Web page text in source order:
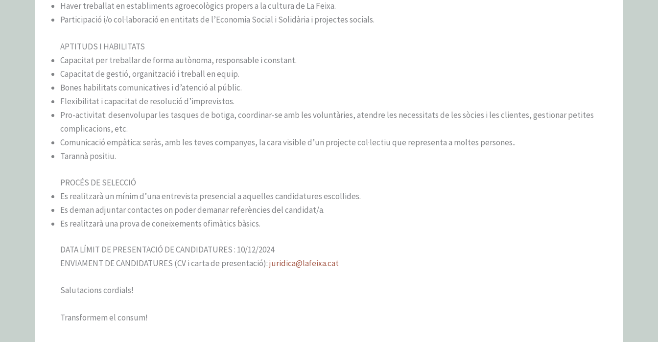
Haver treballat en establiments agroecològics propers a la cultura de La Feixa.
Participació i/o col·laboració en entitats de l’Economia Social i Solidària i projectes socials.
APTITUDS I HABILITATS
Capacitat per treballar de forma autònoma, responsable i constant.
Capacitat de gestió, organització i treball en equip.
Bones habilitats comunicatives i d’atenció al públic.
Flexibilitat i capacitat de resolució d’imprevistos.
Pro-activitat: desenvolupar les tasques de botiga, coordinar-se amb les voluntàries, atendre les necessitats de les sòcies i les clientes, gestionar petites
complicacions, etc.
Comunicació empàtica: seràs, amb les teves companyes, la cara visible d’un projecte col·lectiu que representa a moltes persones..
Tarannà positiu.
PROCÉS DE SELECCIÓ
Es realitzarà un mínim d’una entrevista presencial a aquelles candidatures escollides.
Es deman adjuntar contactes on poder demanar referències del candidat/a.
Es realitzarà una prova de coneixements ofimàtics bàsics.
DATA LÍMIT DE PRESENTACIÓ DE CANDIDATURES : 10/12/2024
ENVIAMENT DE CANDIDATURES (CV i carta de presentació):juridica@lafeixa.cat
Salutacions cordials!
Transformem el consum!